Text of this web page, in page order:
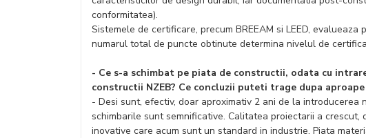
conformitatea).
Sistemele de certificare, precum BREEAM si LEED,
numarul total de puncte obtinute determina nivelul de
- Ce s-a schimbat pe piata de constructii, odata cu
constructii NZEB? Ce concluzii puteti trage dupa
- Desi sunt, efectiv, doar aproximativ 2 ani de la introducerea
schimbarile sunt semnificative. Calitatea proiectarii a
inovative care acum sunt un standard in industrie. Piata